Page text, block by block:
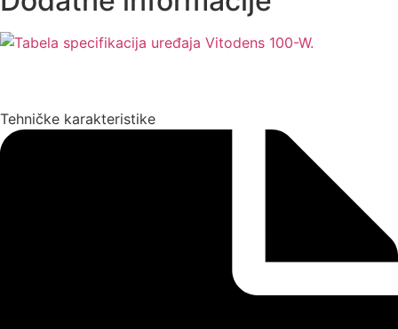
Tehničke karakteristike